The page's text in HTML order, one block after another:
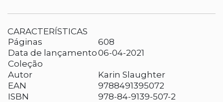
CARACTERÍSTICAS
Páginas
608
Data de lançamento06-04-2021
Coleção
Autor
Karin Slaughter
EAN
9788491395072
ISBN
978-84-9139-507-2